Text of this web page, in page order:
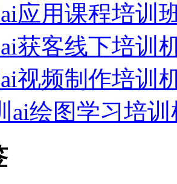
应用课程培训
获客线下培训
视频制作培训
ai绘图学习培训